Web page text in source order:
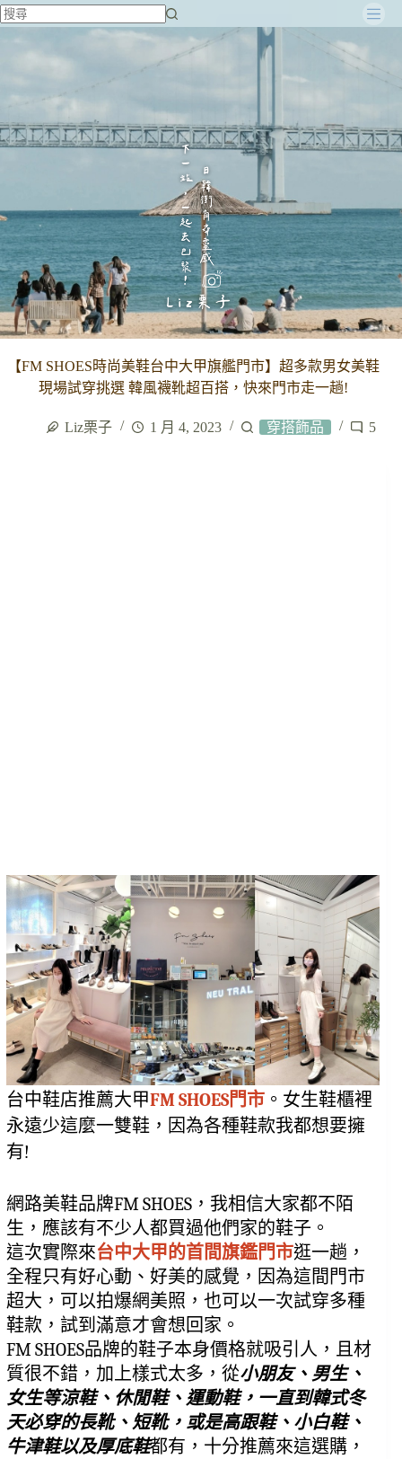
跳
容
【FM SHOES時尚美鞋台中大甲旗艦門市】超多款男女美鞋
現場試穿挑選 韓風襪靴超百搭，快來門市走一趟!
Liz栗子 1 月 4, 2023 穿搭飾品 5
台中鞋店推薦大甲FM SHOES門市 。女生鞋櫃裡
永遠少這麼一雙鞋，因為各種鞋款我都想要擁
有!
網路美鞋品牌FM SHOES，我相信大家都不陌
生，應該有不少人都買過他們家的鞋子。
這次實際來台中大甲的首間旗鑑門市逛一趟，
全程只有好心動、好美的感覺，因為這間門市
超大，可以拍爆網美照，也可以一次試穿多種
鞋款，試到滿意才會想回家。
FM SHOES品牌的鞋子本身價格就吸引人，且材
質很不錯，加上樣式太多，從小朋友、男生、
女生等涼鞋、休閒鞋、運動鞋，一直到韓式冬
天必穿的長靴、短靴，或是高跟鞋、小白鞋、
牛津鞋以及厚底鞋都有，十分推薦來這選購，